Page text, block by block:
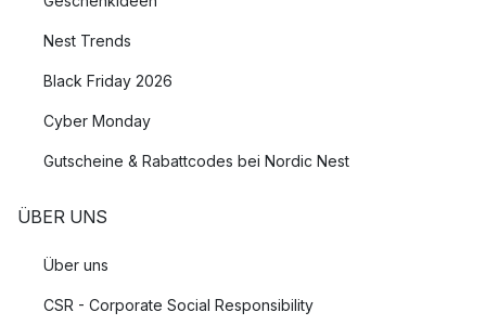
Nest Trends
Black Friday 2026
Cyber Monday
Gutscheine & Rabattcodes bei Nordic Nest
ÜBER UNS
Über uns
CSR - Corporate Social Responsibility